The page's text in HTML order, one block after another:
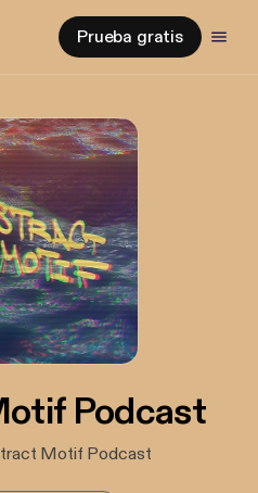
Prueba gratis
Podcast
Motif Podcast